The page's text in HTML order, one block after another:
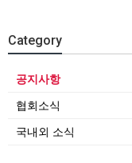
Category
공지사항
협회소식
국내외 소식